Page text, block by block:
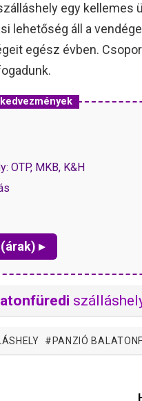
egy kellemes
lehetőség áll a
egész évben.
OTP, MKB, K&H
▸
PANZIÓ